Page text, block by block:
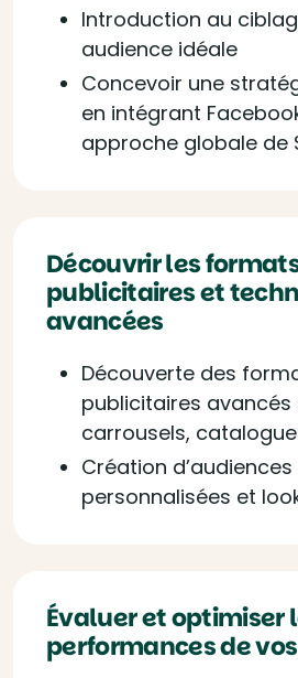
Introduction au
audience idéale
Concevoir une
en intégrant
approche globale de
Découvrir les
publicitaires et
avancées
Découverte des
publicitaires avancés
carrousels,
Création d’audiences
personnalisées et
Évaluer et optimiser
performances de